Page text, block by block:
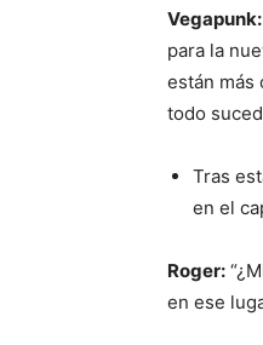
Vegapunk:
para la
están más
todo
Tras
en el
Roger:
en ese